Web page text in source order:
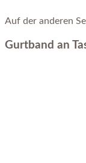
Auf der anderen
Gurtband an